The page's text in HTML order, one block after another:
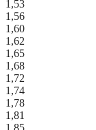
1,53
1,56
1,60
1,62
1,65
1,68
1,72
1,74
1,78
1,81